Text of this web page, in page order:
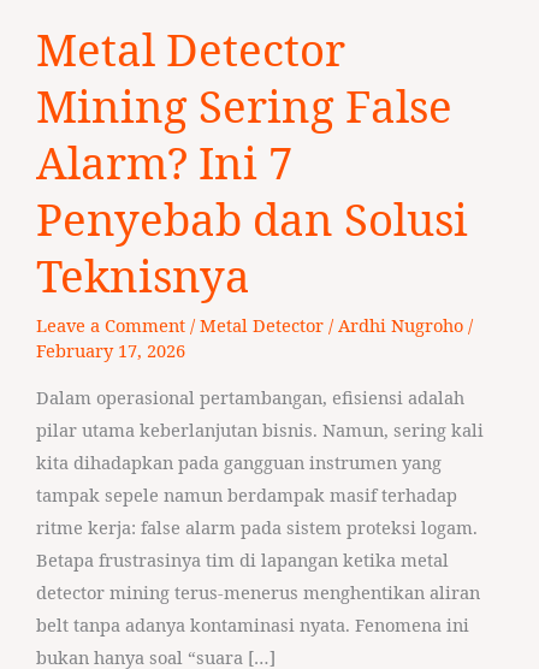
Metal Detector
Mining Sering False
Alarm? Ini 7
Penyebab dan Solusi
Teknisnya
Leave a Comment / Metal Detector/ Ardhi Nugroho /
February 17, 2026
Dalam operasional pertambangan, efisiensi adalah
pilar utama keberlanjutan bisnis. Namun, sering kali
kita dihadapkan pada gangguan instrumen yang
tampak sepele namun berdampak masif terhadap
ritme kerja: false alarm pada sistem proteksi logam.
Betapa frustrasinya tim di lapangan ketika metal
detector mining terus-menerus menghentikan aliran
belt tanpa adanya kontaminasi nyata. Fenomena ini
bukan hanya soal “suara […]
Detector
Sering
False
Alarm?
Ini
7
Penyebab
Solusi
Teknisnya